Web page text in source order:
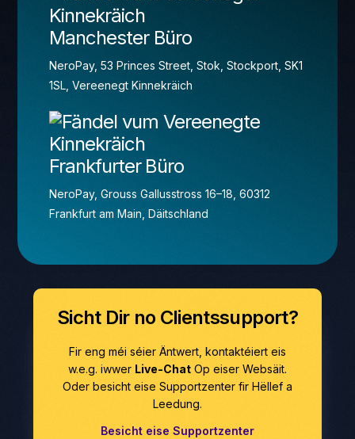
Manchester Büro
NeroPay, 53 Princes Street, Stok, Stockport, SK1
1SL, Vereenegt Kinnekräich
Frankfurter Büro
NeroPay, Grouss Gallusstross 16–18, 60312
Frankfurt am Main, Däitschland
Sicht Dir no Clientssupport?
Fir eng méi séier Äntwert, kontaktéiert eis
w.e.g. iwwer Live-Chat Op eiser Websäit.
Oder besicht eise Supportzenter fir Hëllef a
Leedung.
Besicht eise Supportzenter